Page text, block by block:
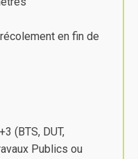
en fin de
(BTS, DUT,
Publics ou